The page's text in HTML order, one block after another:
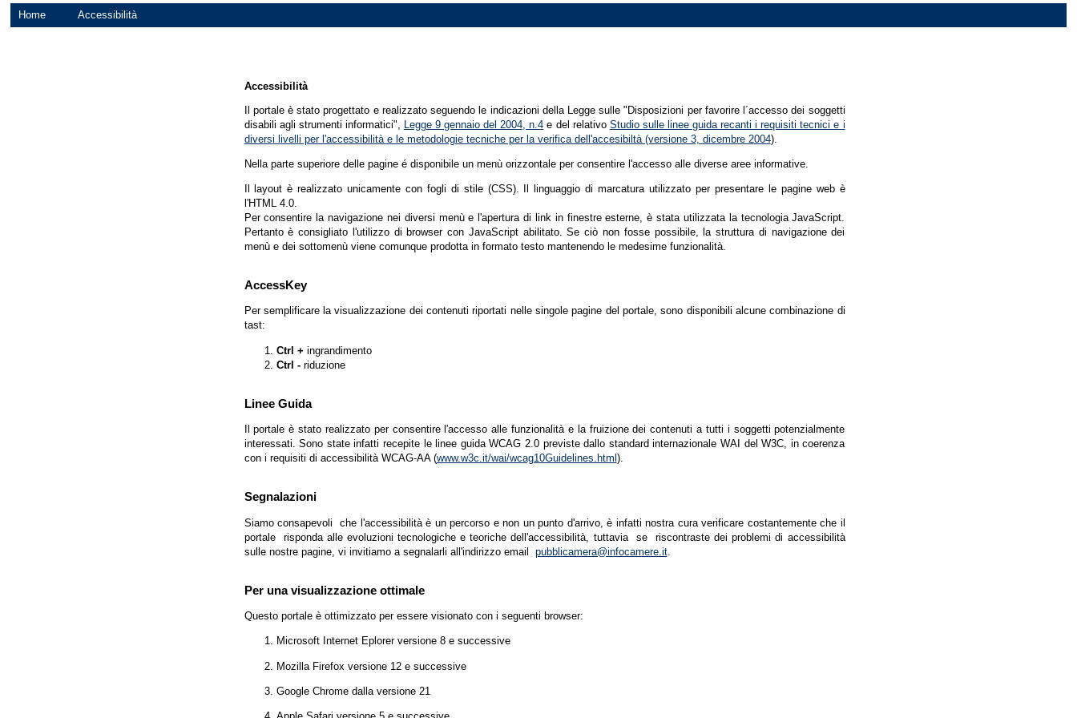
Home Accessibilità
Accessibilità
Il portale è stato progettato e realizzato seguendo le indicazioni della Legge sulle "Disposizioni per favorire l´accesso dei soggetti
disabili agli strumenti informatici", Legge 9 gennaio del 2004, n.4 e del relativo Studio sulle linee guida recanti i requisiti tecnici e i
diversi livelli per l'accessibilità e le metodologie tecniche per la verifica dell'accesibiltà (versione 3, dicembre 2004).
Nella parte superiore delle pagine é disponibile un menù orizzontale per consentire l'accesso alle diverse aree informative.
Il layout è realizzato unicamente con fogli di stile (CSS). Il linguaggio di marcatura utilizzato per presentare le pagine web è
l'HTML 4.0.
Per consentire la navigazione nei diversi menù e l'apertura di link in finestre esterne, è stata utilizzata la tecnologia JavaScript.
Pertanto è consigliato l'utilizzo di browser con JavaScript abilitato. Se ciò non fosse possibile, la struttura di navigazione dei
menù e dei sottomenù viene comunque prodotta in formato testo mantenendo le medesime funzionalità.
AccessKey
Per semplificare la visualizzazione dei contenuti riportati nelle singole pagine del portale, sono disponibili alcune combinazione di
tast:
Ctrl + ingrandimento
Ctrl -riduzione
Linee Guida
Il portale è stato realizzato per consentire l'accesso alle funzionalità e la fruizione dei contenuti a tutti i soggetti potenzialmente
interessati. Sono state infatti recepite le linee guida WCAG 2.0 previste dallo standard internazionale WAI del W3C, in coerenza
con i requisiti di accessibilità WCAG-AA (www.w3c.it/wai/wcag10Guidelines.html ).
Segnalazioni
Siamo consapevoli che l'accessibilità è un percorso e non un punto d'arrivo, è infatti nostra cura verificare costantemente che il
portale risponda alle evoluzioni tecnologiche e teoriche dell'accessibilità, tuttavia se riscontraste dei problemi di accessibilità
sulle nostre pagine, vi invitiamo a segnalarli all'indirizzo email pubblicamera@infocamere.it.
Per una visualizzazione ottimale
Questo portale è ottimizzato per essere visionato con i seguenti browser:
Microsoft Internet Eplorer versione 8 e successive
Mozilla Firefox versione 12 e successive
Google Chrome dalla versione 21